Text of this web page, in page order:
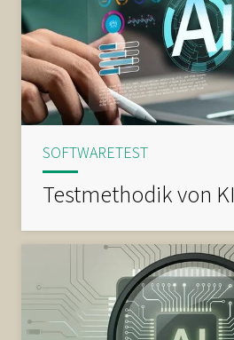
SOFTWARETEST
Testmethodik von KI